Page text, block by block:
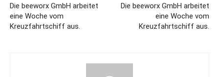
Die beeworx GmbH arbeitet
eine Woche vom
Kreuzfahrtschiff aus.
Die beeworx GmbH arbeitet
eine Woche vom
Kreuzfahrtschiff aus.